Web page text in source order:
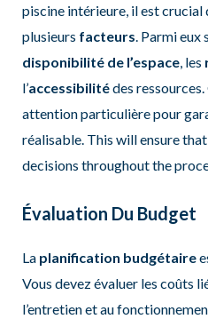
piscine intérieure, il est crucial
plusieurs facteurs . Parmi
disponibilité de l’espace, les
l’accessibilitédes ressources.
attention particulière pour
réalisable. This will ensure
decisions throughout the
Évaluation Du Budget
La planification budgétaire
Vous devez évaluer les coûts
l’entretien et au